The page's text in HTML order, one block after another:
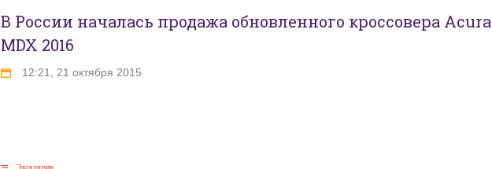
В России началась продажа обновленного кроссовера Acura
MDX 2016
12:21, 21 октября 2015
Эксклюзив